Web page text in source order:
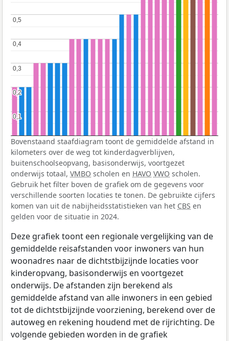
0,1
0,1
0,2
0,2
0,3
0,3
0,4
0,4
0,5
0,5
Bovenstaand staafdiagram toont de gemiddelde afstand in
kilometers over de weg tot kinderdagverblijven,
buitenschoolseopvang, basisonderwijs, voortgezet
onderwijs totaal, VMBO scholen en HAVO VWO scholen.
Gebruik het filter boven de grafiek om de gegevens voor
verschillende soorten locaties te tonen. De gebruikte cijfers
komen van uit de nabijheidsstatistieken van het CBS en
gelden voor de situatie in 2024.
Deze grafiek toont een regionale vergelijking van de
gemiddelde reisafstanden voor inwoners van hun
woonadres naar de dichtstbijzijnde locaties voor
kinderopvang, basisonderwijs en voortgezet
onderwijs. De afstanden zijn berekend als
gemiddelde afstand van alle inwoners in een gebied
tot de dichtstbijzijnde voorziening, berekend over de
autoweg en rekening houdend met de rijrichting. De
volgende gebieden worden in de grafiek